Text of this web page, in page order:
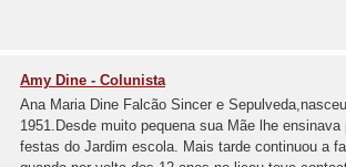
Amy Dine - Colunista
Ana Maria Dine Falcão Sincer e
1951.Desde muito pequena sua Mãe lhe
festas do Jardim escola. Mais tarde continuou a